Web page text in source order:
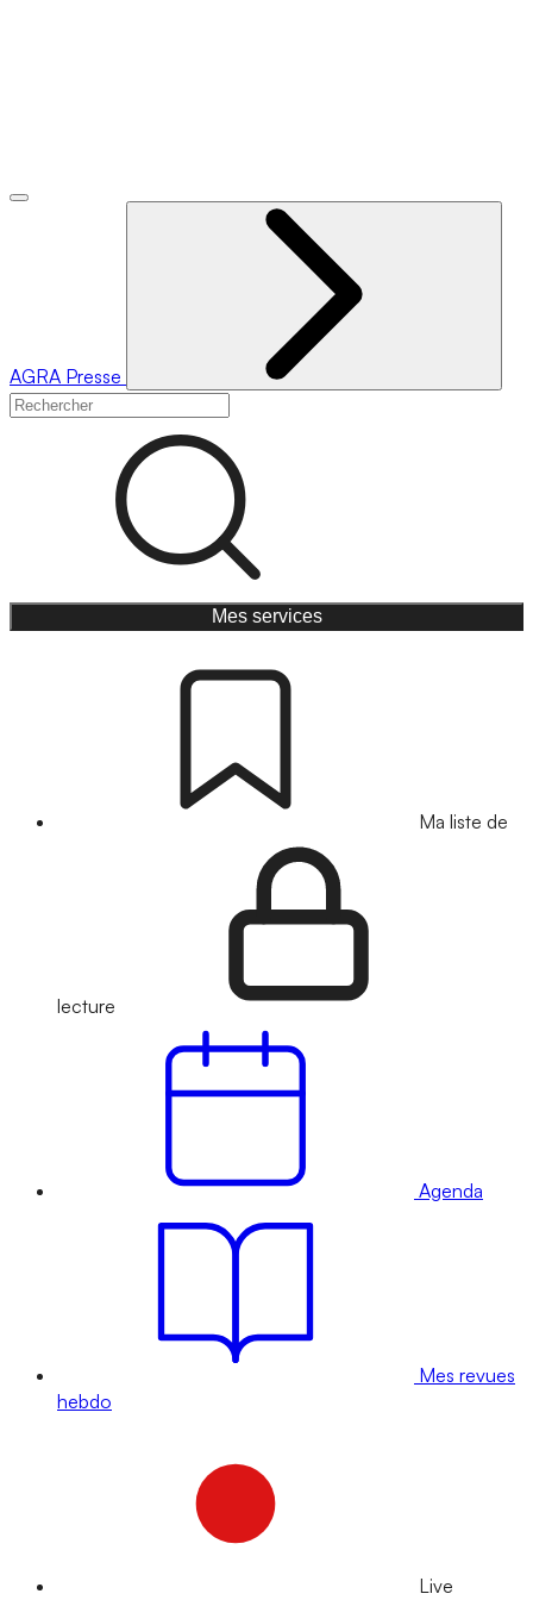
AGRA Presse
Mes services
Ma liste de
lecture
Agenda
Mes revues
hebdo
Live